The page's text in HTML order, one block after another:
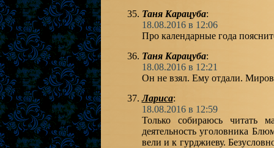
Таня Карацуба:
18.08.2016 в 12:06
Про календарные года
Таня Карацуба:
18.08.2016 в 12:21
Он не взял. Ему отдали.
Лариса:
18.08.2016 в 12:59
Только собираюсь читать
деятельность уголовника
вели и к гурджиеву.